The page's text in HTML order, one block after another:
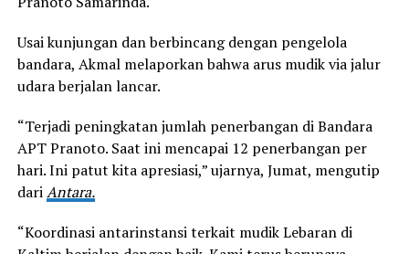
Usai kunjungan dan berbincang dengan pengelola
bandara, Akmal melaporkan bahwa arus mudik via jalur
udara berjalan lancar.
“Terjadi peningkatan jumlah penerbangan di Bandara
APT Pranoto. Saat ini mencapai 12 penerbangan per
hari. Ini patut kita apresiasi,” ujarnya, Jumat, mengutip
dariAntara.
“Koordinasi antarinstansi terkait mudik Lebaran di